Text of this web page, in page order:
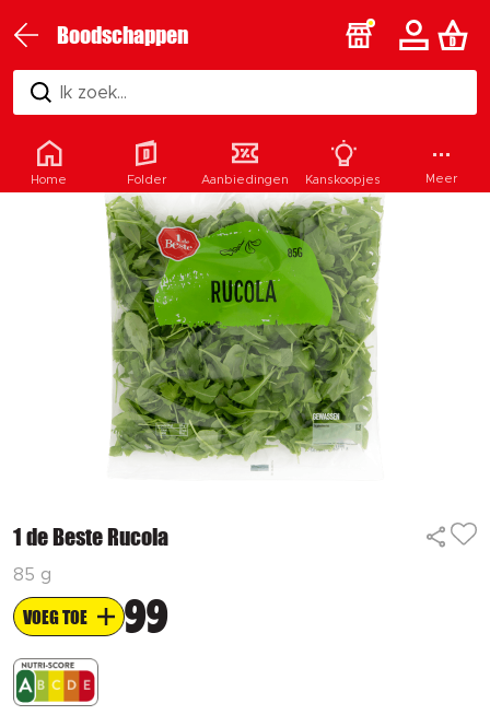
Boodschappen
Ik zoek...
1 de Beste Rucola
85 g
VOEG TOE 99
Home Folder Aanbiedingen Kanskoopjes Meer